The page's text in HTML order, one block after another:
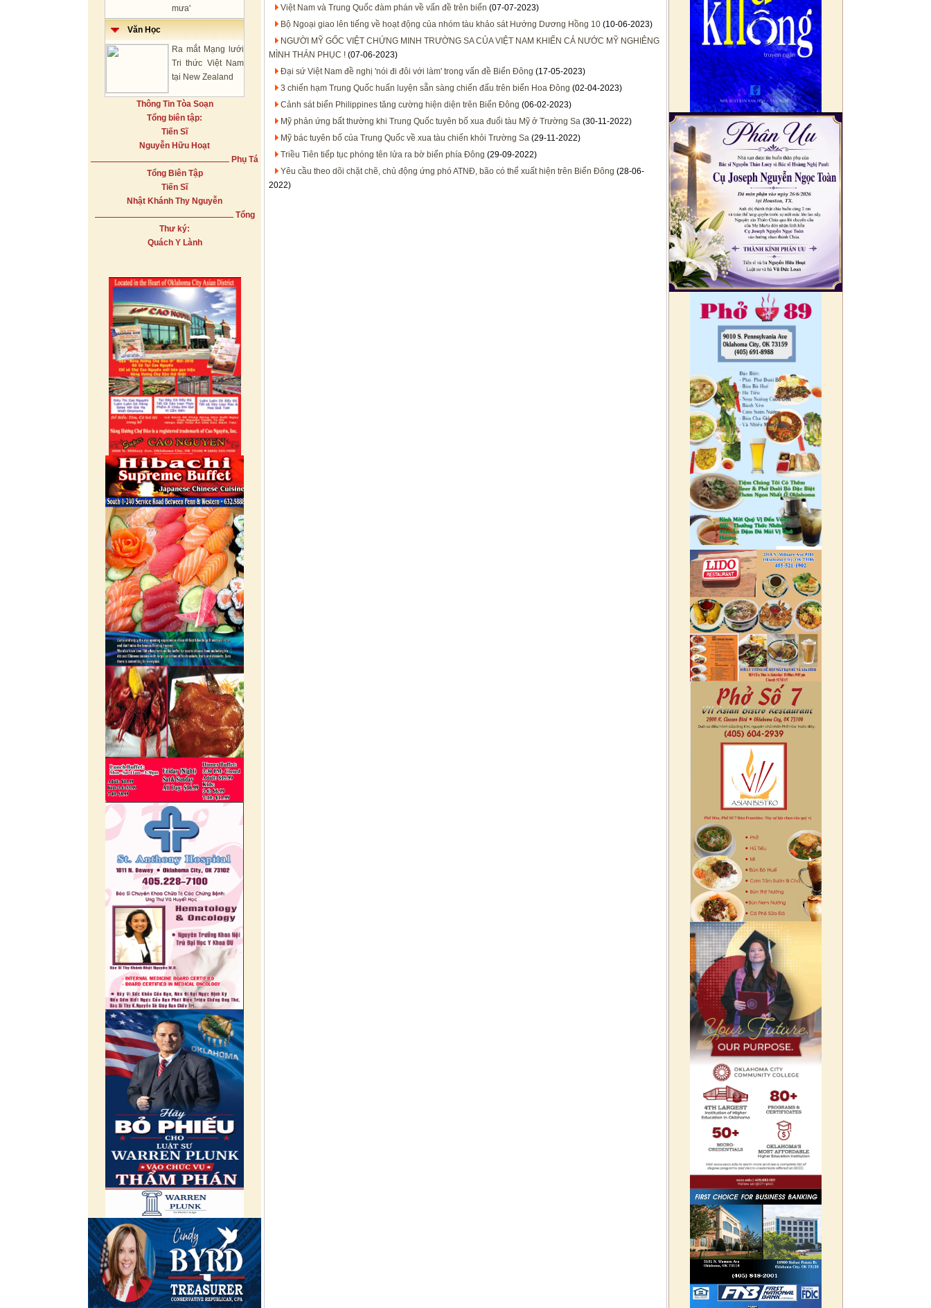
mưa'
Văn Học
Ra mắt Mạng lưới
Tri thức Việt Nam
tại New Zealand
Thông Tin Tòa Soạn
Tổng biên tập:
Tiến Sĩ
Nguyễn Hữu Hoạt
Phụ Tá
Tổng Biên Tập
Tiến Sĩ
Nhật Khánh Thy Nguyễn
Tổng
Thư ký:
Quách Y Lành
Việt Nam và Trung Quốc đàm phán về vấn đề trên biển (07-07-2023)
Bộ Ngoại giao lên tiếng về hoạt động của nhóm tàu khảo sát Hướng Dương Hồng 10 (10-06-2023)
NGƯỜI MỸ GỐC VIỆT CHỨNG MINH TRƯỜNG SA CỦA VIỆT NAM KHIẾN CẢ NƯỚC MỸ NGHIÊNG
MÌNH THÁN PHỤC ! (07-06-2023)
Đại sứ Việt Nam đề nghị 'nói đi đôi với làm' trong vấn đề Biển Đông (17-05-2023)
3 chiến hạm Trung Quốc huấn luyện sẵn sàng chiến đấu trên biển Hoa Đông (02-04-2023)
Cảnh sát biển Philippines tăng cường hiện diện trên Biển Đông (06-02-2023)
Mỹ phản ứng bất thường khi Trung Quốc tuyên bố xua đuổi tàu Mỹ ở Trường Sa (30-11-2022)
Mỹ bác tuyên bố của Trung Quốc về xua tàu chiến khỏi Trường Sa (29-11-2022)
Triều Tiên tiếp tục phóng tên lửa ra bờ biển phía Đông (29-09-2022)
Yêu cầu theo dõi chặt chẽ, chủ động ứng phó ATNĐ, bão có thể xuất hiện trên Biển Đông (28-06-
2022)